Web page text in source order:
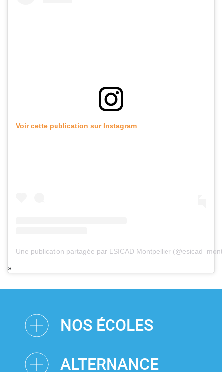
Voir cette publication sur Instagram
Une publication partagée par ESICAD Montpellier
NOS ÉCOLES
ALTERNANCE